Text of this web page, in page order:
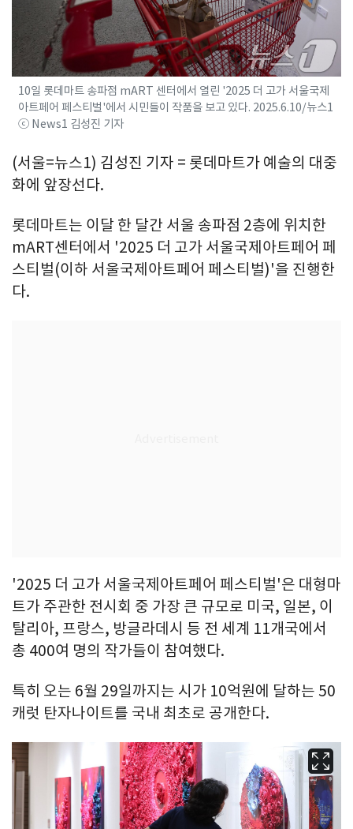
10일 롯데마트 송파점 mART 센터에서 열린 '2025 더 고가 서울국제
아트페어 페스티벌'에서 시민들이 작품을 보고 있다. 2025.6.10/뉴스1
ⓒ News1 김성진 기자
(서울=뉴스1) 김성진 기자 = 롯데마트가 예술의 대중
화에 앞장선다.
롯데마트는 이달 한 달간 서울 송파점 2층에 위치한
mART센터에서 '2025 더 고가 서울국제아트페어 페
스티벌(이하 서울국제아트페어 페스티벌)'을 진행한
다.
'2025 더 고가 서울국제아트페어 페스티벌'은 대형마
트가 주관한 전시회 중 가장 큰 규모로 미국, 일본, 이
탈리아, 프랑스, 방글라데시 등 전 세계 11개국에서
총 400여 명의 작가들이 참여했다.
특히 오는 6월 29일까지는 시가 10억원에 달하는 50
캐럿 탄자나이트를 국내 최초로 공개한다.